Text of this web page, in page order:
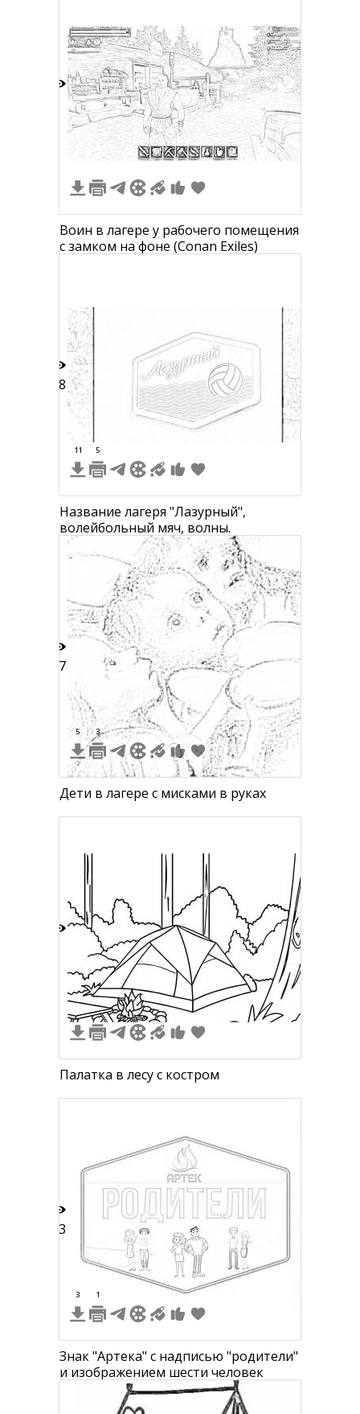
Воин в лагере у рабочего помещения
с замком на фоне (Conan Exiles)
28
11 5
Название лагеря "Лазурный",
волейбольный мяч, волны.
17
5 3
Дети в лагере с мисками в руках
Палатка в лесу с костром
13
3 1
Знак "Артека" с надписью "родители"
и изображением шести человек